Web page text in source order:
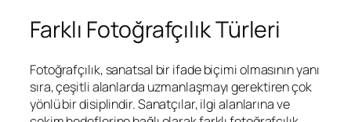
Farklı Fotoğrafçılık Türleri
Fotoğrafçılık, sanatsal bir ifade biçimi olmasının yanı
sıra, çeşitli alanlarda uzmanlaşmayı gerektiren çok
yönlü bir disiplindir. Sanatçılar, ilgi alanlarına ve